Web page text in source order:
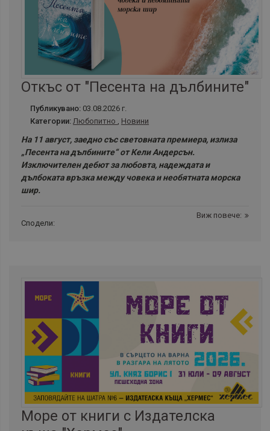
Откъс от "Песента на дълбините"
Публикувано: 03.08.2026 г.
Категории: Любопитно , Новини
На 11 август, заедно със световната премиера, излиза
„Песента на дълбините“ от Кели Андерсън.
Изключителен дебют за любовта, надеждата и
дълбоката връзка между човека и необятната морска
шир.
Виж повече:
Сподели:
Море от книги с Издателска